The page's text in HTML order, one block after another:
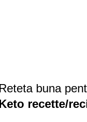
Reteta buna
Keto recette/